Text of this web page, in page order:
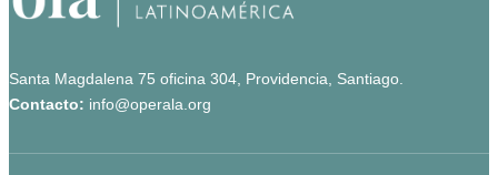
Santa Magdalena 75 oficina 304, Providencia, Santiago.
Contacto: info@operala.org